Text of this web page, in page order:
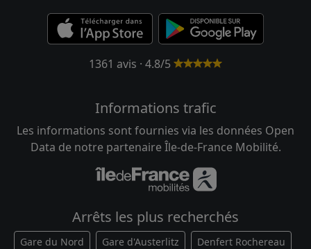
1361 avis · 4.8/5
Informations trafic
Les informations sont fournies via les données Open
Data de notre partenaire Île-de-France Mobilité.
Arrêts les plus recherchés
Gare du Nord Gare d'Austerlitz Denfert Rochereau